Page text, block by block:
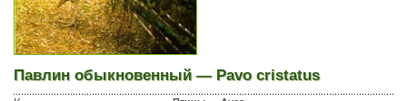
Павлин обыкновенный — Pavo cristatus